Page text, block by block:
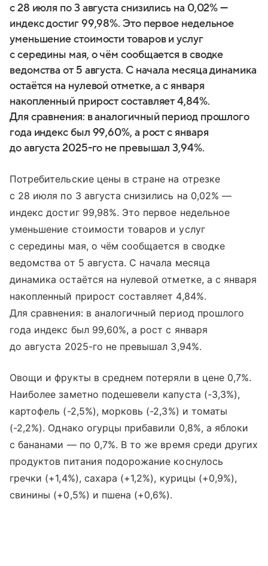
с 28 июля по 3 августа снизились на 0,02% —
индекс достиг 99,98%. Это первое недельное
уменьшение стоимости товаров и услуг
с середины мая, о чём сообщается в сводке
ведомства от 5 августа. С начала месяца динамика
остаётся на нулевой отметке, а с января
накопленный прирост составляет 4,84%.
Для сравнения: в аналогичный период прошлого
года индекс был 99,60%, а рост с января
до августа 2025-го не превышал 3,94%.
Потребительские цены в стране на отрезке
с 28 июля по 3 августа снизились на 0,02% —
индекс достиг 99,98%. Это первое недельное
уменьшение стоимости товаров и услуг
с середины мая, о чём сообщается в сводке
ведомства от 5 августа. С начала месяца
динамика остаётся на нулевой отметке, а с января
накопленный прирост составляет 4,84%.
Для сравнения: в аналогичный период прошлого
года индекс был 99,60%, а рост с января
до августа 2025-го не превышал 3,94%.
Овощи и фрукты в среднем потеряли в цене 0,7%.
Наиболее заметно подешевели капуста (-3,3%),
картофель (-2,5%), морковь (-2,3%) и томаты
(-2,2%). Однако огурцы прибавили 0,8%, а яблоки
с бананами — по 0,7%. В то же время среди других
продуктов питания подорожание коснулось
гречки (+1,4%), сахара (+1,2%), курицы (+0,9%),
свинины (+0,5%) и пшена (+0,6%).